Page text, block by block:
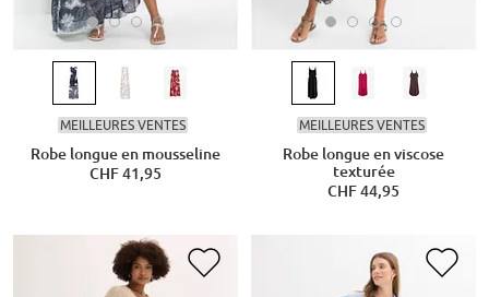
MEILLEURES VENTES
Robe longue en mousseline
CHF 41,95
MEILLEURES VENTES
Robe longue en viscose
texturée
CHF 44,95